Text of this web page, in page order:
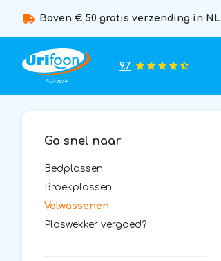
Boven € 50 gratis verzending in NL
9.7
Ga snel naar
Bedplassen
Broekplassen
Volwassenen
Plaswekker vergoed?